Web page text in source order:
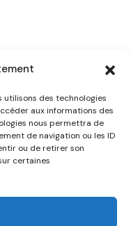
utilisons des technologies
aux informations des
nous permettra de
de navigation ou les ID
ou de retirer son
certaines